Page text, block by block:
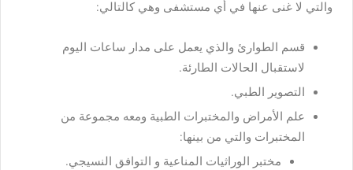
والتي لا غنى عنها في أي مستشفى وهي كالتالي:
قسم الطوارئ والذي يعمل على مدار ساعات اليوم
لاستقبال الحالات الطارئة.
التصوير الطبي.
علم الأمراض والمختبرات الطبية ومعه مجموعة من
المختبرات والتي من بينها:
مختبر الوراثيات المناعية و التوافق النسيجي.